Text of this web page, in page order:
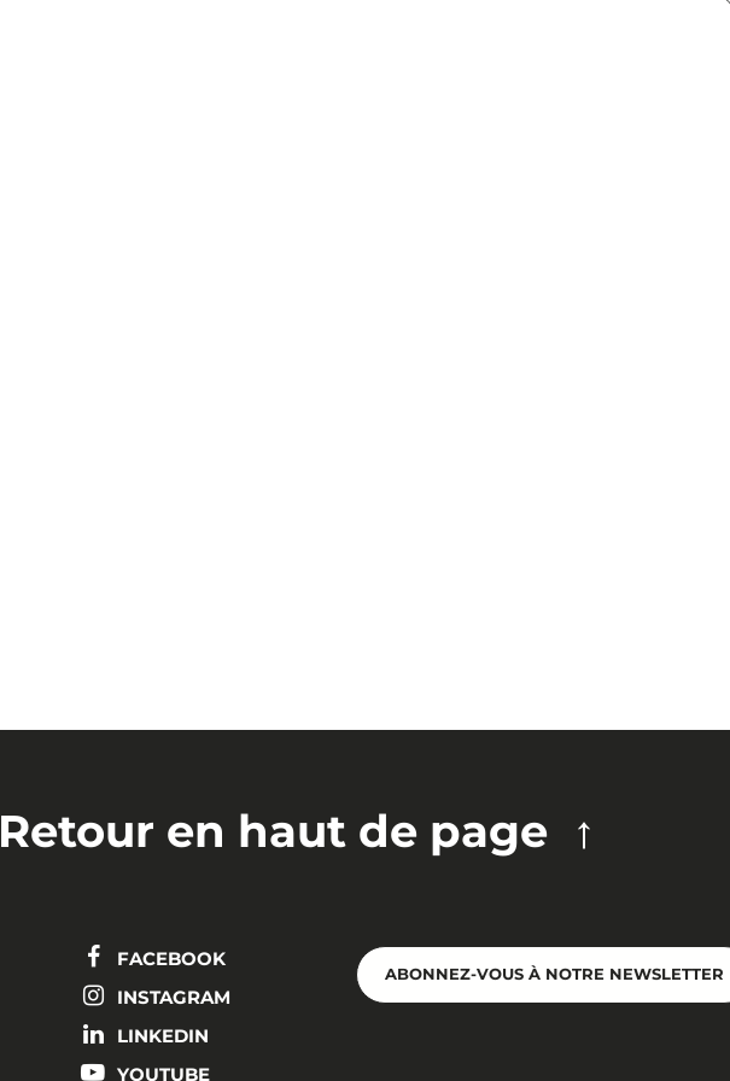
Retour en haut de page
FACEBOOK
INSTAGRAM
LINKEDIN
YOUTUBE
ABONNEZ-VOUS À NOTRE NEWSLETTER